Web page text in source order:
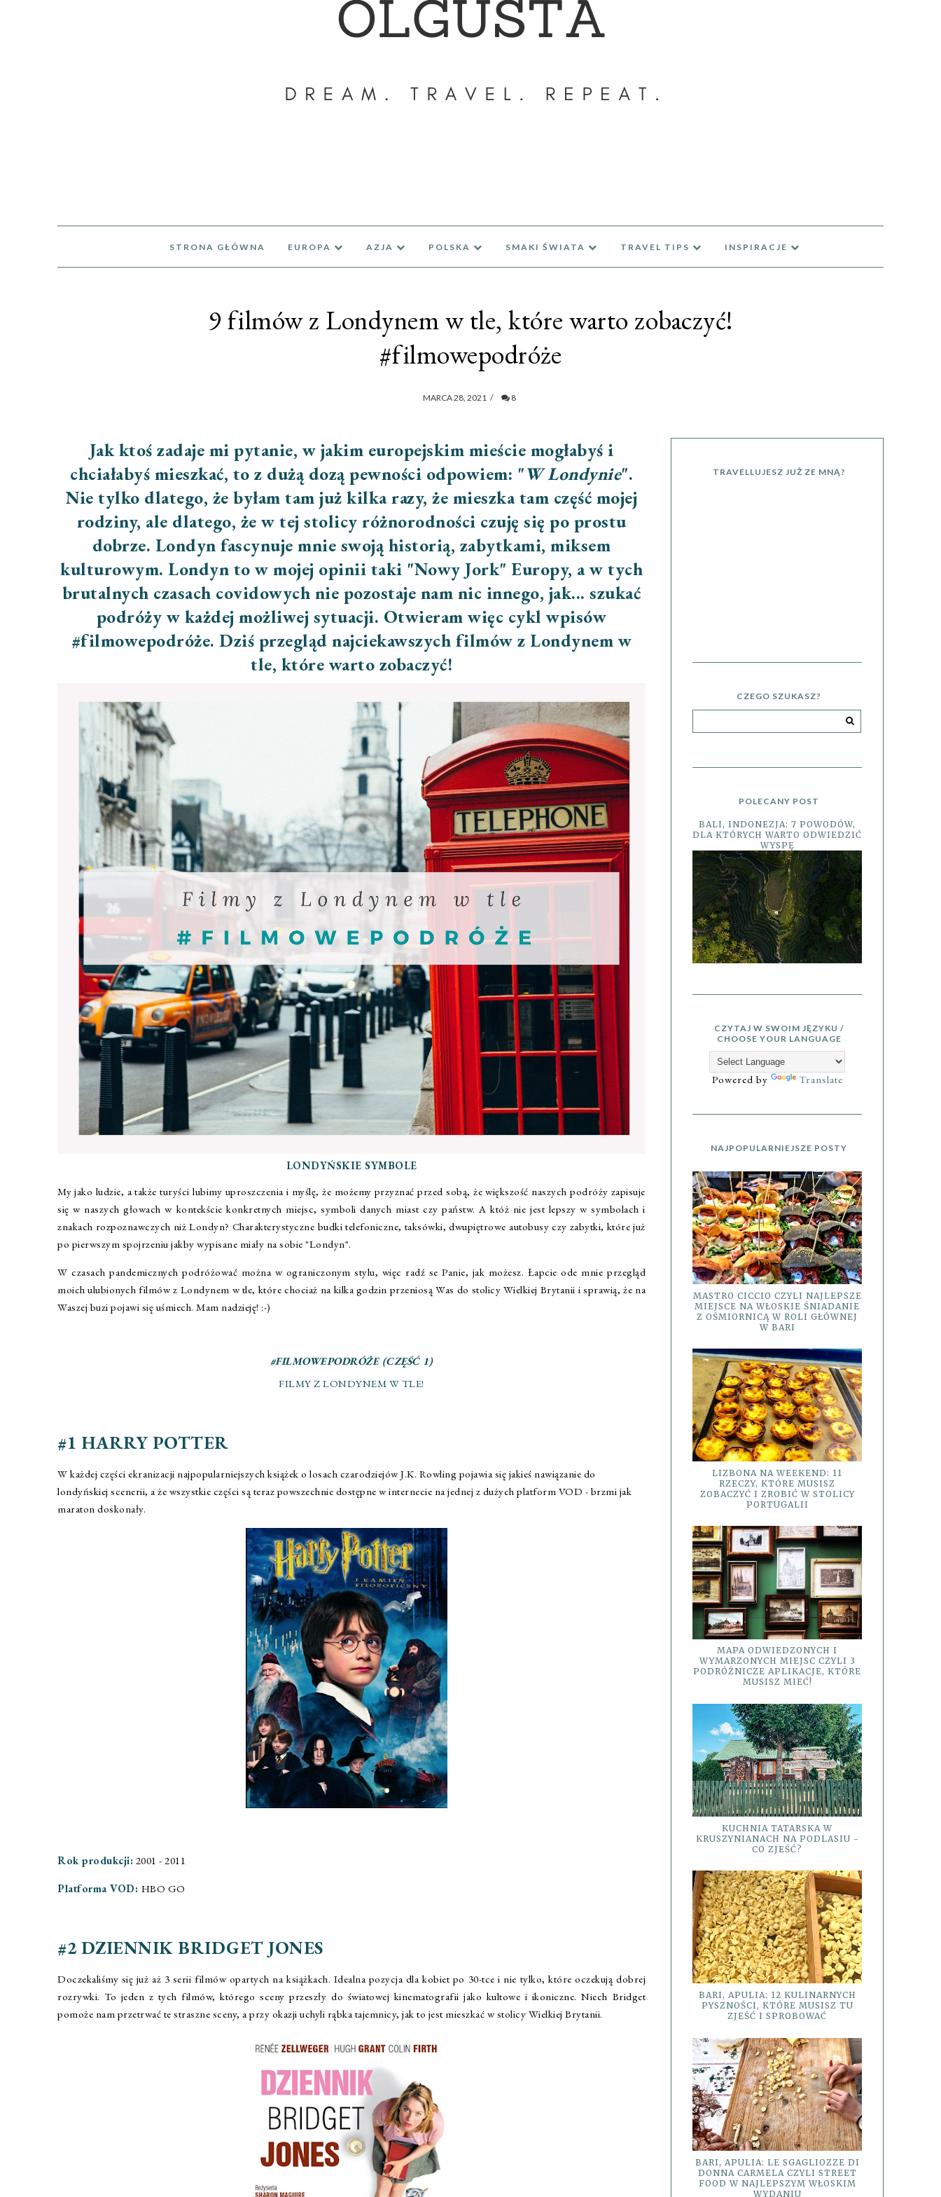
STRONA GŁÓWNA EUROPA AZJA POLSKA SMAKI ŚWIATA TRAVEL TIPS INSPIRACJE
9 filmów z Londynem w tle, które warto zobaczyć!
#filmowepodróże
MARCA 28, 2021 / 8
Jak ktoś zadaje mi pytanie, w jakim europejskim mieście mogłabyś i
chciałabyś mieszkać, to z dużą dozą pewności odpowiem: "W Londynie".
Nie tylko dlatego, że byłam tam już kilka razy, że mieszka tam część mojej
rodziny, ale dlatego, że w tej stolicy różnorodności czuję się po prostu
dobrze. Londyn fascynuje mnie swoją historią, zabytkami, miksem
kulturowym. Londyn to w mojej opinii taki "Nowy Jork" Europy, a w tych
brutalnych czasach covidowych nie pozostaje nam nic innego, jak... szukać
podróży w każdej możliwej sytuacji. Otwieram więc cykl wpisów
#filmowepodróże. Dziś przegląd najciekawszych filmów z Londynem w
tle, które warto zobaczyć!
LONDYŃSKIE SYMBOLE
My jako ludzie, a także turyści lubimy uproszczenia i myślę, że możemy przyznać przed sobą, że większość naszych podróży zapisuje
się w naszych głowach w kontekście konkretnych miejsc, symboli danych miast czy państw. A któż nie jest lepszy w symbolach i
znakach rozpoznawczych niż Londyn? Charakterystyczne budki telefoniczne, taksówki, dwupiętrowe autobusy czy zabytki, które już
po pierwszym spojrzeniu jakby wypisane miały na sobie "Londyn".
W czasach pandemicznych podróżować można w ograniczonym stylu, więc radź se Panie, jak możesz. Łapcie ode mnie przegląd
moich ulubionych filmów z Londynem w tle, które chociaż na kilka godzin przeniosą Was do stolicy Wielkiej Brytanii i sprawią, że na
Waszej buzi pojawi się uśmiech. Mam nadzieję! :-)
#FILMOWEPODRÓŻE (CZĘŚĆ 1)
FILMY Z LONDYNEM W TLE!
#1 HARRY POTTER
W każdej części ekranizacji najpopularniejszych książek o losach czarodziejów J.K. Rowling pojawia się jakieś nawiązanie do
londyńskiej scenerii, a że wszystkie części są teraz powszechnie dostępne w internecie na jednej z dużych platform VOD - brzmi jak
maraton doskonały.
Rok produkcji: 2001 - 2011
Platforma VOD: HBO GO
#2 DZIENNIK BRIDGET JONES
Doczekaliśmy się już aż 3 serii filmów opartych na książkach. Idealna pozycja dla kobiet po 30-tce i nie tylko, które oczekują dobrej
rozrywki. To jeden z tych filmów, którego sceny przeszły do światowej kinematografii jako kultowe i ikoniczne. Niech Bridget
pomoże nam przetrwać te straszne sceny, a przy okazji uchyli rąbka tajemnicy, jak to jest mieszkać w stolicy Wielkiej Brytanii.
TRAVELLUJESZ JUŻ ZE MNĄ?
CZEGO SZUKASZ?
POLECANY POST
BALI, INDONEZJA: 7 POWODÓW,
DLA KTÓRYCH WARTO ODWIEDZIĆ
WYSPĘ
CZYTAJ W SWOIM JĘZYKU /
CHOOSE YOUR LANGUAGE
Powered by Translate
NAJPOPULARNIEJSZE POSTY
MASTRO CICCIO CZYLI NAJLEPSZE
MIEJSCE NA WŁOSKIE ŚNIADANIE
Z OŚMIORNICĄ W ROLI GŁÓWNEJ
W BARI
LIZBONA NA WEEKEND: 11
RZECZY, KTÓRE MUSISZ
ZOBACZYĆ I ZROBIĆ W STOLICY
PORTUGALII
MAPA ODWIEDZONYCH I
WYMARZONYCH MIEJSC CZYLI 3
PODRÓŻNICZE APLIKACJE, KTÓRE
MUSISZ MIEĆ!
KUCHNIA TATARSKA W
KRUSZYNIANACH NA PODLASIU -
CO ZJEŚĆ?
BARI, APULIA: 12 KULINARNYCH
PYSZNOŚCI, KTÓRE MUSISZ TU
ZJEŚĆ I SPROBOWAĆ
BARI, APULIA: LE SGAGLIOZZE DI
DONNA CARMELA CZYLI STREET
FOOD W NAJLEPSZYM WŁOSKIM
WYDANIU